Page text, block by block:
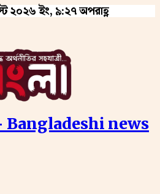
২০২৬ ইং, ৯:২৭ অপরাহ্ণ
news